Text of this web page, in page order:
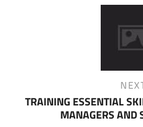
Post
TRAINING ESSENTIAL
MANAGERS AND